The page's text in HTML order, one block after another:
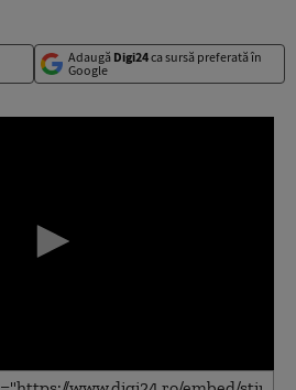
Adaugă Digi24ca sursă preferată în
Google